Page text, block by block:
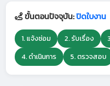
ขั้นตอนปัจจุบัน:ปิดใบงาน
1. แจ้งซ่อม 2. รับเรื่อง
4. ดำเนินการ
5. ตรวจสอบ